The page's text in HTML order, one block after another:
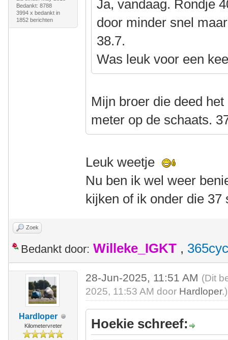
Bedankt: 8788
3994 x bedankt in
1852 berichten
Ja, vandaag. Rondje
door minder snel
38.7.
Was leuk voor een
Mijn broer die deed
meter op de schaats.
Leuk weetje
Nu ben ik wel weer
kijken of ik onder die 37
Zoek
Bedankt door: Willeke_IGKT ,
Hardloper
Kilometervreter
28-Jun-2025, 11:51 AM (Dit
2025, 11:53 AM door Hardloper.)
Hoekie schreef: